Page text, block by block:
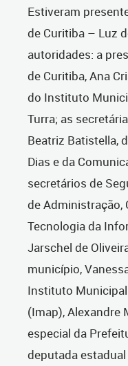
Estiveram
de Curitiba – Luz
autoridades: a
de Curitiba, Ana
do Instituto
Turra; as
Beatriz Batistella,
Dias e da
secretários de
de Administração,
Tecnologia da
Jarschel de
município,
Instituto
(Imap), Alexandre
especial da
deputada